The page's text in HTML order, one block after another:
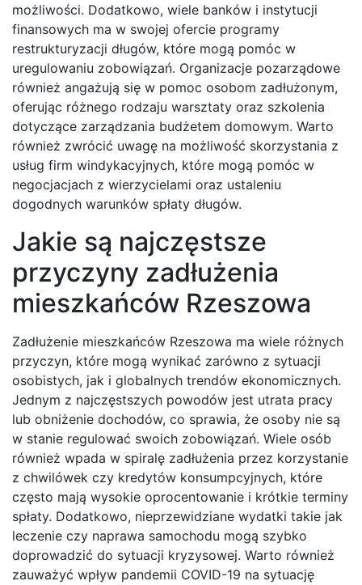
możliwości. Dodatkowo, wiele banków i instytucji
finansowych ma w swojej ofercie programy
restrukturyzacji długów, które mogą pomóc w
uregulowaniu zobowiązań. Organizacje pozarządowe
również angażują się w pomoc osobom zadłużonym,
oferując różnego rodzaju warsztaty oraz szkolenia
dotyczące zarządzania budżetem domowym. Warto
również zwrócić uwagę na możliwość skorzystania z
usług firm windykacyjnych, które mogą pomóc w
negocjacjach z wierzycielami oraz ustaleniu
dogodnych warunków spłaty długów.
Jakie są najczęstsze
przyczyny zadłużenia
mieszkańców Rzeszowa
Zadłużenie mieszkańców Rzeszowa ma wiele różnych
przyczyn, które mogą wynikać zarówno z sytuacji
osobistych, jak i globalnych trendów ekonomicznych.
Jednym z najczęstszych powodów jest utrata pracy
lub obniżenie dochodów, co sprawia, że osoby nie są
w stanie regulować swoich zobowiązań. Wiele osób
również wpada w spiralę zadłużenia przez korzystanie
z chwilówek czy kredytów konsumpcyjnych, które
często mają wysokie oprocentowanie i krótkie terminy
spłaty. Dodatkowo, nieprzewidziane wydatki takie jak
leczenie czy naprawa samochodu mogą szybko
doprowadzić do sytuacji kryzysowej. Warto również
zauważyć wpływ pandemii COVID-19 na sytuację